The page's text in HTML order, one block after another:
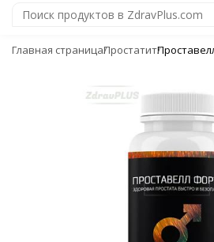
Главная страницаПростатит